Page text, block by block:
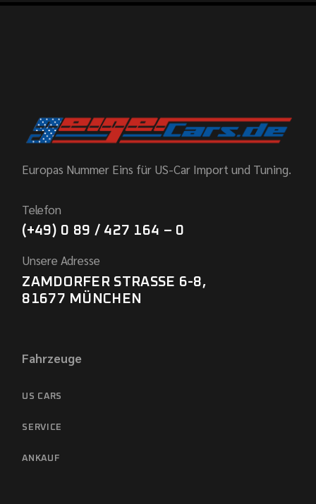
Europas Nummer Eins für US-Car Import und Tuning.
Telefon
(+49) 0 89 / 427 164 – 0
Unsere Adresse
ZAMDORFER STRASSE 6-8,
81677 MÜNCHEN
Fahrzeuge
US CARS
SERVICE
ANKAUF